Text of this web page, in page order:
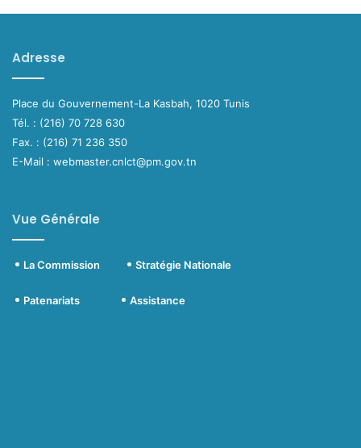
Adresse
Place du Gouvernement-La Kasbah, 1020 Tunis
Tél. : (216) 70 728 630
Fax. : (216) 71 236 350
E-Mail : webmaster.cnlct@pm.gov.tn
Vue Générale
La Commission Stratégie Nationale
Patenariats Assistance